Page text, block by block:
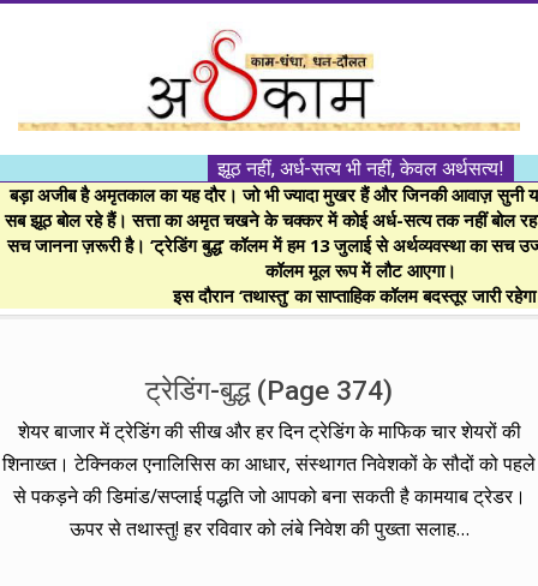
।।
अर्थकाम।।
BE
FINANCIALLY
CLEVER!
झूठ नहीं, अर्ध-सत्य भी नहीं, केवल अर्थसत्य!
बड़ा अजीब है अमृतकाल का यह दौर। जो भी ज्यादा मुखर हैं और जिनकी आवाज़ सुनी
सब झूठ बोल रहे हैं। सत्ता का अमृत चखने के चक्कर में कोई अर्ध-सत्य तक नहीं बोल
सच जानना ज़रूरी है। ‘ट्रेडिंग बुद्ध’ कॉलम में हम 13 जुलाई से अर्थव्यवस्था का सच
कॉलम मूल रूप में लौट आएगा।
इस दौरान ‘तथास्तु’ का साप्ताहिक कॉलम बदस्तूर जारी
ट्रेडिंग-बुद्ध (Page 374)
शेयर बाजार में ट्रेडिंग की सीख और हर दिन ट्रेडिंग के माफिक चार शेयरों की
शिनाख्त। टेक्निकल एनालिसिस का आधार, संस्थागत निवेशकों के सौदों को पहले
से पकड़ने की डिमांड/सप्लाई पद्धति जो आपको बना सकती है कामयाब ट्रेडर।
ऊपर से तथास्तु! हर रविवार को लंबे निवेश की पुख्ता सलाह…